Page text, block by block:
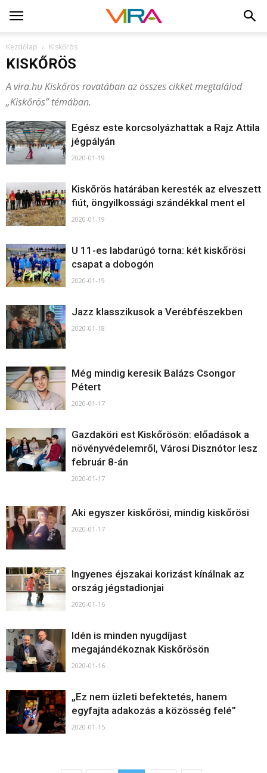
Kezdőlap Kiskőrös
KISKŐRÖS
A vira.hu Kiskőrös rovatában az összes cikket megtalálod
„Kiskőrös” témában.
Egész este korcsolyázhattak a Rajz Attila
jégpályán
2020-01-19
Kiskőrös határában keresték az elveszett
fiút, öngyilkossági szándékkal ment el
2020-01-19
U 11-es labdarúgó torna: két kiskőrösi
csapat a dobogón
2020-01-19
Jazz klasszikusok a Verébfészekben
2020-01-18
Még mindig keresik Balázs Csongor
Pétert
2020-01-17
Gazdaköri est Kiskőrösön: előadások a
növényvédelemről, Városi Disznótor lesz
február 8-án
2020-01-17
Aki egyszer kiskőrösi, mindig kiskőrösi
2020-01-17
Ingyenes éjszakai korizást kínálnak az
ország jégstadionjai
2020-01-16
Idén is minden nyugdíjast
megajándékoznak Kiskőrösön
2020-01-16
„Ez nem üzleti befektetés, hanem
egyfajta adakozás a közösség felé”
2020-01-15